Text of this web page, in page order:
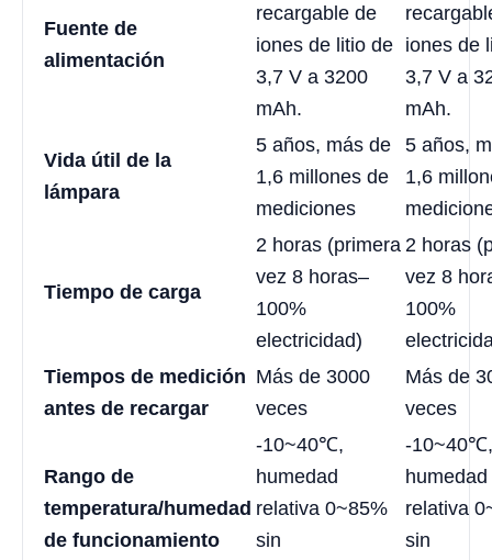
Fuente de
alimentación
recargable de
iones de litio de
3,7 V a 3200
mAh.
iones de
3,7 V a
mAh.
Vida útil de la
lámpara
5 años, más de
1,6 millones de
mediciones
5 años,
1,6
Tiempo de carga
2 horas (primera
vez 8 horas–
100%
electricidad)
2 horas
vez 8
100%
Tiempos de medición
antes de recargar
Más de 3000
veces
Más de
veces
Rango de
temperatura/humedad
de funcionamiento
-10~40℃,
humedad
relativa 0~85%
sin
-10~40℃,
humedad
relativa
sin